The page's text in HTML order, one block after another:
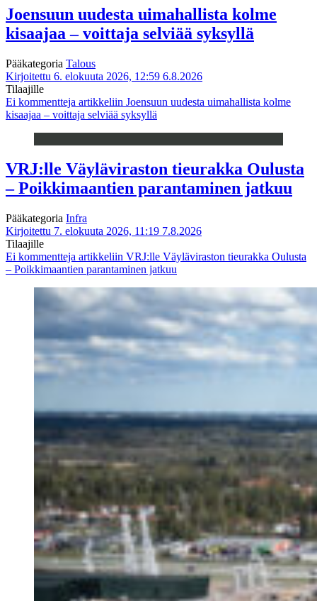
Joensuun uudesta uimahallista kolme
kisaajaa – voittaja selviää syksyllä
Pääkategoria Talous
Kirjoitettu 6. elokuuta 2026, 12:59 6.8.2026
Tilaajille
Ei kommentteja artikkeliin Joensuun uudesta uimahallista kolme
kisaajaa – voittaja selviää syksyllä
VRJ:lle Väyläviraston tieurakka Oulusta
– Poikkimaantien parantaminen jatkuu
Pääkategoria Infra
Kirjoitettu 7. elokuuta 2026, 11:19 7.8.2026
Tilaajille
Ei kommentteja artikkeliin VRJ:lle Väyläviraston tieurakka Oulusta
– Poikkimaantien parantaminen jatkuu